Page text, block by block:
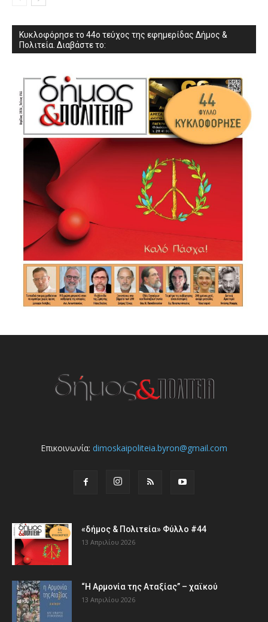
Κυκλοφόρησε το 44ο τεύχος της εφημερίδας Δήμος &
Πολιτεία. Διαβάστε το:
Επικοινωνία: dimoskaipoliteia.byron@gmail.com
«δήμος & Πολιτεία» Φύλλο #44
13 Απριλίου 2026
“Η Αρμονία της Αταξίας” – χαϊκού
13 Απριλίου 2026